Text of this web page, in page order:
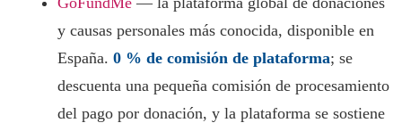
y causas personales más conocida, disponible en
España. 0 % de comisión de plataforma; se
descuenta una pequeña comisión de procesamiento
del pago por donación, y la plataforma se sostiene